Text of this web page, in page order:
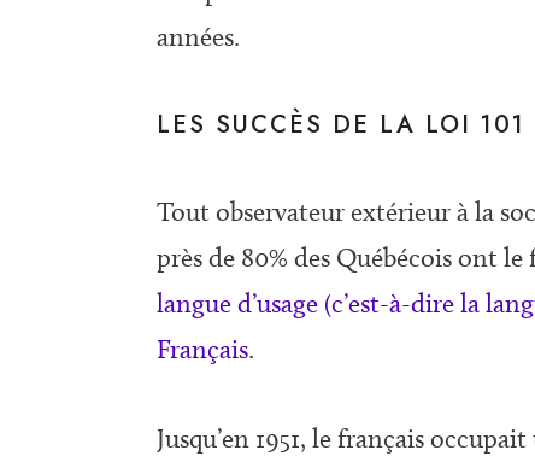
années.
LES SUCCÈS DE LA LOI 101
Tout observateur extérieur à la
près de 80% des Québécois ont
langue d’usage (c’est-à-dire la
Français.
Jusqu’en 1951, le français